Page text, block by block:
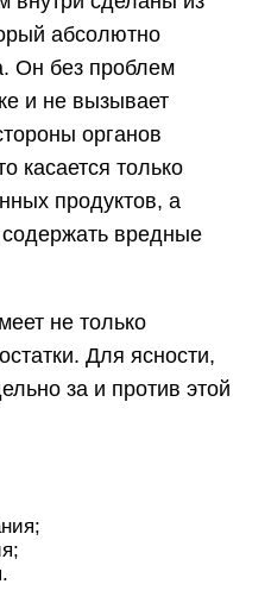
абсолютно
Он без проблем
и не вызывает
органов
касается только
продуктов, а
вредные
не только
Для ясности,
за и против этой